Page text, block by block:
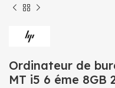
Ordinateur de
MT i5 6 éme 8GB